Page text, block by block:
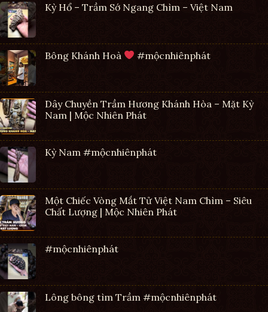
Kỳ Hổ – Trầm Sớ Ngang Chìm – Việt Nam
Bông Khánh Hoà #mộcnhiênphát
Dây Chuyền Trầm Hương Khánh Hòa – Mặt Kỳ
Nam | Mộc Nhiên Phát
Kỳ Nam #mộcnhiênphát
Một Chiếc Vòng Mắt Tử Việt Nam Chìm – Siêu
Chất Lượng | Mộc Nhiên Phát
#mộcnhiênphát
Lông bông tìm Trầm #mộcnhiênphát